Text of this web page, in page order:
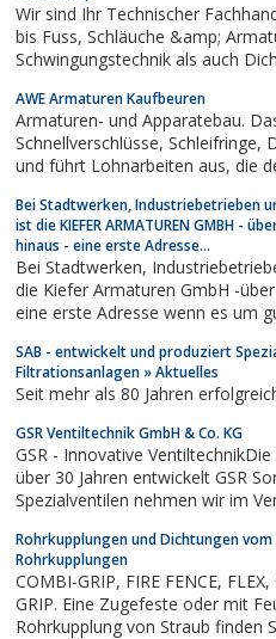
Wir sind Ihr Technischer
bis Fuss, Schläuche &amp; Armaturen undsowie Profile und
Schwingungstechnik als auch
und Wartungsprodukte, Kunststoffhalbzeuge oder
Industriebedarf, wir, Ihr
AWE Armaturen Kaufbeuren
Armaturen- und Apparatebau.
Schnellverschlüsse, Schleifringe, Druckbehaelter, Regelarmaturen
und führt Lohnarbeiten aus, die dem Fertigungsspektrum
Bei Stadtwerken, Industriebetrieben
ist die KIEFER ARMATUREN GMBH -
hinaus - eine erste Adresse...
Bei Stadtwerken, Industriebetrieben und Armaturenherstellern ist
die Kiefer Armaturen GmbH -über
eine erste Adresse wenn es um
SAB - entwickelt und produziert
Filtrationsanlagen » Aktuelles
Seit mehr als 80 Jahren
GSR Ventiltechnik GmbH & Co. KG
GSR - Innovative
über 30 Jahren entwickelt GSR
Spezialventilen nehmen wir im
zwangs- und direktgesteuerten
fremdgesteuerten Ventilen,...
Rohrkupplungen und Dichtungen
Rohrkupplungen
COMBI-GRIP, FIRE FENCE, FLEX, GRIP, OPEN FLEX oder PLAST
GRIP. Eine Zugefeste oder mit
Rohrkupplung von Straub finden